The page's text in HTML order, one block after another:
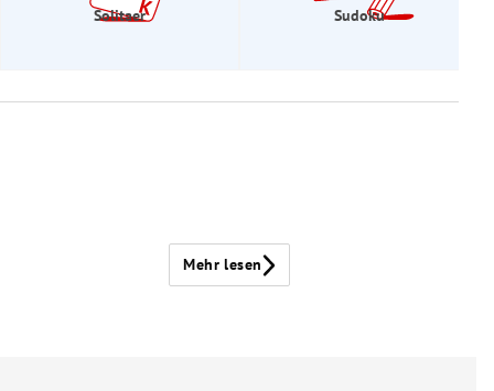
Solitaer Sudoku
Mehr lesen